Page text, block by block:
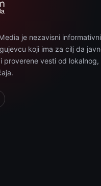
je nezavisni
koji ima za cilj da
proverene vesti od lokalnog,